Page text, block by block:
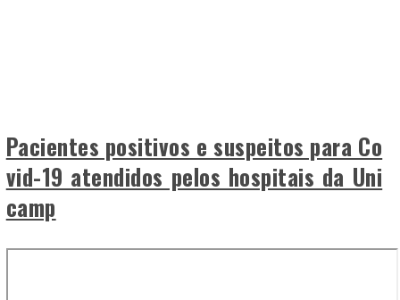
Pacientes positivos e suspeitos para Co
vid-19 atendidos pelos hospitais da Uni
camp